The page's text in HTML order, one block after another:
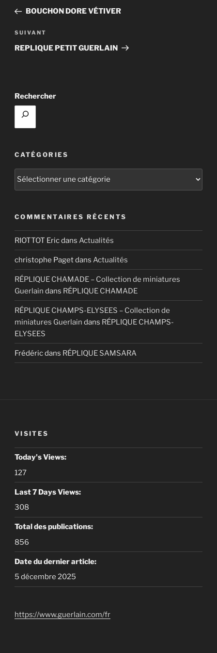
l’article
précédent
BOUCHON DORE VÉTIVER
Article
suivant
SUIVANT
REPLIQUE PETIT GUERLAIN
Rechercher
CATÉGORIES
Catégories
COMMENTAIRES RÉCENTS
RIOTTOT Ericdans Actualités
christophe Pagetdans Actualités
RÉPLIQUE CHAMADE – Collection de miniatures
Guerlain dans RÉPLIQUE CHAMADE
RÉPLIQUE CHAMPS-ELYSEES – Collection de
miniatures Guerlain dans RÉPLIQUE CHAMPS-
ELYSEES
Frédéricdans RÉPLIQUE SAMSARA
VISITES
Today's Views:
127
Last 7 Days Views:
308
Total des publications:
856
Date du dernier article:
5 décembre 2025
https://www.guerlain.com/fr